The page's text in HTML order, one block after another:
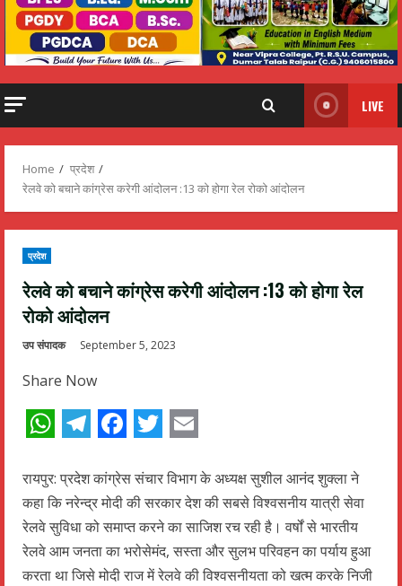
LIVE
Home
प्रदेश
रेलवे को बचाने कांग्रेस करेगी आंदोलन :13 को होगा रेल रोको आंदोलन
प्रदेश
रेलवे को बचाने कांग्रेस करेगी आंदोलन :13 को होगा रेल
रोको आंदोलन
उप संपादक September 5, 2023
Share Now
रायपुर: प्रदेश कांग्रेस संचार विभाग के अध्यक्ष सुशील आनंद शुक्ला ने
कहा कि नरेन्द्र मोदी की सरकार देश की सबसे विश्वसनीय यात्री सेवा
रेलवे सुविधा को समाप्त करने का साजिश रच रही है। वर्षों से भारतीय
रेलवे आम जनता का भरोसेमंद, सस्ता और सुलभ परिवहन का पर्याय हुआ
करता था जिसे मोदी राज में रेलवे की विश्वसनीयता को खत्म करके निजी